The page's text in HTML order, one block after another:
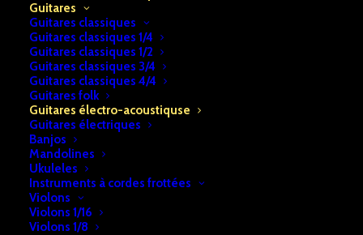
Guitares
Guitares classiques
Guitares classiques 1/4
Guitares classiques 1/2
Guitares classiques 3/4
Guitares classiques 4/4
Guitares folk
Guitares électro-acoustiquse
Guitares électriques
Banjos
Mandolines
Ukuleles
Instruments à cordes frottées
Violons
Violons 1/16
Violons 1/8
Accueil Instruments à cordes pincées
Guitares électro-acoustiquse
Guitare électro-acoustique
Guitare électro-acoustique
€179,00